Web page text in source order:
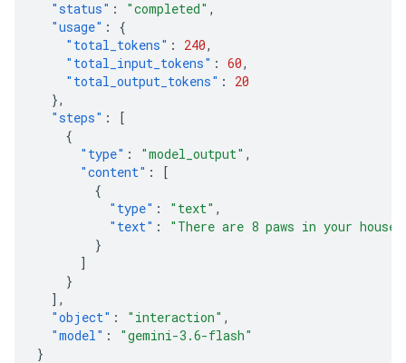
"status" : "completed" ,
"usage" :
{
"total_tokens" : 240,
"total_input_tokens" : 60,
"total_output_tokens" :
20
},
"steps" :
[
{
"type" : "model_output" ,
"content" :
[
{
"type" : "text" ,
"text" :
"There are 8 paws in your
}
]
}
],
"object" : "interaction" ,
"model" :
"gemini-3.6-flash"
}